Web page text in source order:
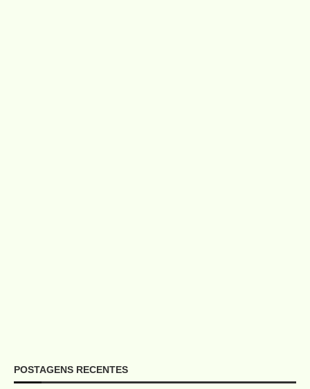
POSTAGENS RECENTES